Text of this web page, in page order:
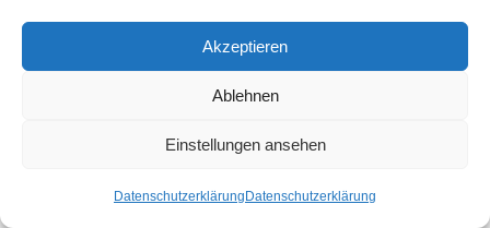
Akzeptieren
Ablehnen
Einstellungen ansehen
Datenschutzerklärung Datenschutzerklärung